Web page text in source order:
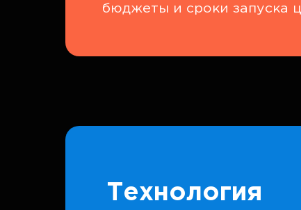
бюджеты и сроки запуска
Технология